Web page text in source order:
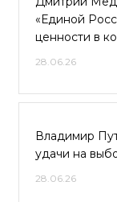
«Единой
ценности в
28.06.26
Владимир
удачи на
28.06.26